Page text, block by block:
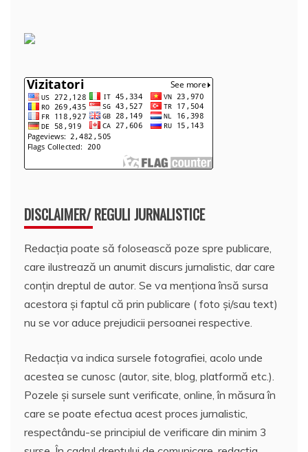
DISCLAIMER/ REGULI JURNALISTICE
Redacția poate să folosească poze spre publicare,
care ilustrează un anumit discurs jurnalistic, dar care
conțin dreptul de autor. Se va menționa însă sursa
acestora și faptul că prin publicare ( foto și/sau text)
nu se vor aduce prejudicii persoanei respective.
Redacția va indica sursele fotografiei, acolo unde
acestea se cunosc (autor, site, blog, platformă etc.).
Pozele și sursele sunt verificate, online, în măsura în
care se poate efectua acest proces jurnalistic,
respectându-se principiul de verificare din minim 3